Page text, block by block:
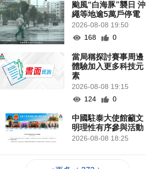
颱風“白海豚”襲日 沖
繩等地逾5萬戶停電
2026-08-08 19:50
168
0
當局稱探討賽事周邊
體驗加入更多科技元
素
2026-08-08 19:15
124
0
中國駐泰大使館籲文
明理性有序參與活動
2026-08-08 18:25